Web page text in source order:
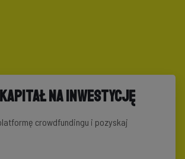
na inwestycję
crowdfundingu i pozyskaj